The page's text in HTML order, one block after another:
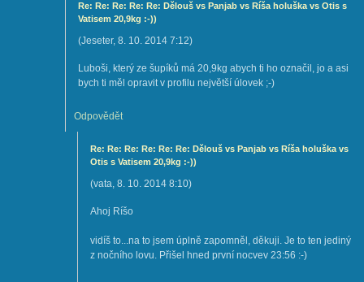
Re: Re: Re: Re: Re: Dělouš vs Panjab vs Ríša holuška vs Otis s
Vatisem 20,9kg :-))
(Jeseter, 8. 10. 2014 7:12)
Luboši, který ze šupíků má 20,9kg abych ti ho označil, jo a asi
bych ti měl opravit v profilu největší úlovek ;-)
Odpovědět
Re: Re: Re: Re: Re: Re: Dělouš vs Panjab vs Ríša holuška vs
Otis s Vatisem 20,9kg :-))
(vata, 8. 10. 2014 8:10)
Ahoj Ríšo
vidíš to...na to jsem úplně zapomněl, děkuji. Je to ten jediný
z nočního lovu. Přišel hned první nocvev 23:56 :-)